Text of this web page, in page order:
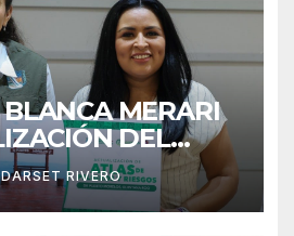
MERARI
DEL
Y
PUERTO
DARSET RIVERO